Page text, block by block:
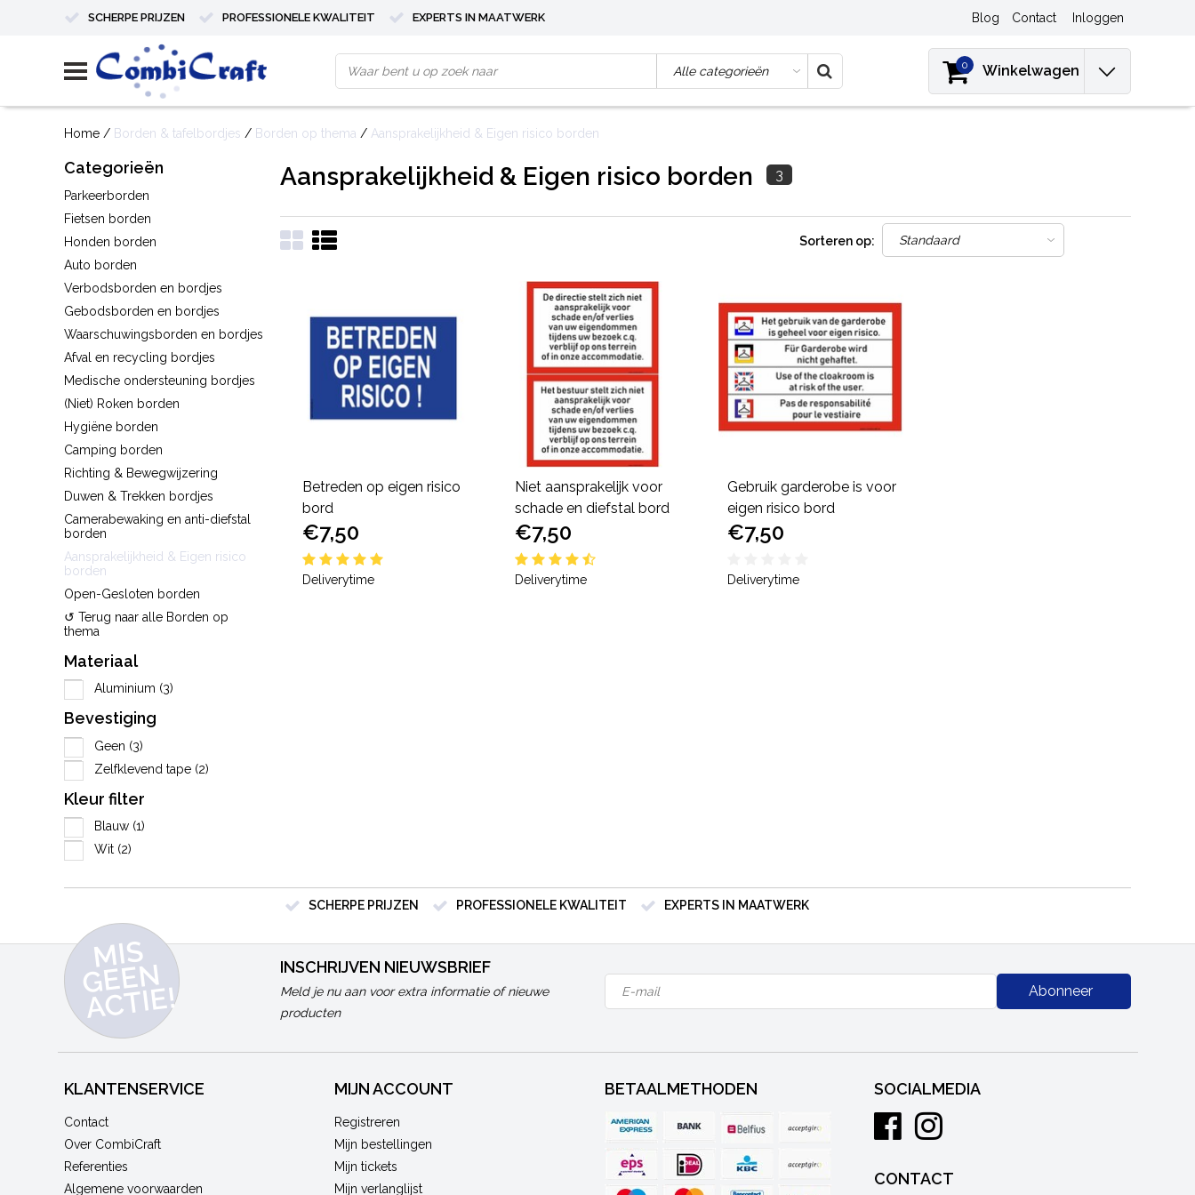
SCHERPE PRIJZEN PROFESSIONELE KWALITEIT EXPERTS IN MAATWERK Blog Contact Inloggen
0 Winkelwagen
Home / Borden & tafelbordjes / Borden op thema / Aansprakelijkheid & Eigen risico borden
Categorieën
Parkeerborden
Fietsen borden
Honden borden
Auto borden
Verbodsborden en bordjes
Gebodsborden en bordjes
Waarschuwingsborden en bordjes
Afval en recycling bordjes
Medische ondersteuning bordjes
(Niet) Roken borden
Hygiëne borden
Camping borden
Richting & Bewegwijzering
Duwen & Trekken bordjes
Camerabewaking en anti-diefstal
borden
Aansprakelijkheid & Eigen risico
borden
Open-Gesloten borden
↺ Terug naar alle Borden op
thema
Materiaal
Aluminium (3)
Bevestiging
Geen (3)
Zelfklevend tape (2)
Kleur filter
Blauw (1)
Wit (2)
Aansprakelijkheid & Eigen risico borden 3
Sorteren op:
Betreden op eigen risico
bord
€7,50
Deliverytime
Niet aansprakelijk voor
schade en diefstal bord
€7,50
Deliverytime
Gebruik garderobe is voor
eigen risico bord
€7,50
Deliverytime
SCHERPE PRIJZEN PROFESSIONELE KWALITEIT EXPERTS IN MAATWERK
MI
S
G
E
E
N
A
C
TI
E!
INSCHRIJVEN NIEUWSBRIEF
Meld je nu aan voor extra informatie of nieuwe
producten
Abonneer
KLANTENSERVICE
Contact
Over CombiCraft
Referenties
Algemene voorwaarden
MIJN ACCOUNT
Registreren
Mijn bestellingen
Mijn tickets
Mijn verlanglijst
BETAALMETHODEN SOCIALMEDIA
CONTACT